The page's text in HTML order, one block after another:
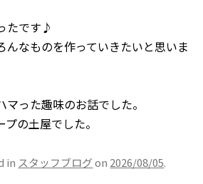
たです♪
んなものを作っていきたいと思いま
った趣味のお話でした。
の土屋でした。
in スタッフブログon 2026/08/05.